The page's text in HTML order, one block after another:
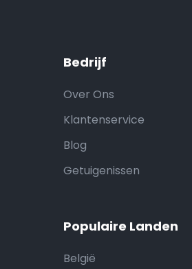
Bedrijf
Over Ons
Klantenservice
Blog
Getuigenissen
Populaire Landen
België